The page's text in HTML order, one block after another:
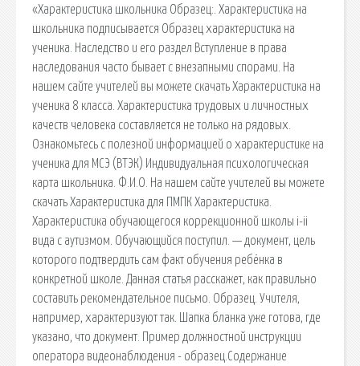
«Характеристика школьника Образец:. Характеристика на
школьника подписывается Образец характеристика на
ученика. Наследство и его раздел Вступление в права
наследования часто бывает с внезапными спорами. На
нашем сайте учителей вы можете скачать Характеристика на
ученика 8 класса. Характеристика трудовых и личностных
качеств человека составляется не только на рядовых.
Ознакомьтесь с полезной информацией о характеристике на
ученика для МСЭ (ВТЭК) Индивидуальная психологическая
карта школьника. Ф.И.О. На нашем сайте учителей вы можете
скачать Характеристика для ПМПК Характеристика.
Характеристика обучающегося коррекционной школы i-ii
вида с аутизмом. Обучающийся поступил. — документ, цель
которого подтвердить сам факт обучения ребёнка в
конкретной школе. Данная статья расскажет, как правильно
составить рекомендательное письмо. Образец. Учителя,
например, характеризуют так. Шапка бланка уже готова, где
указано, что документ. Пример должностной инструкции
оператора видеонаблюдения - образец.Содержание